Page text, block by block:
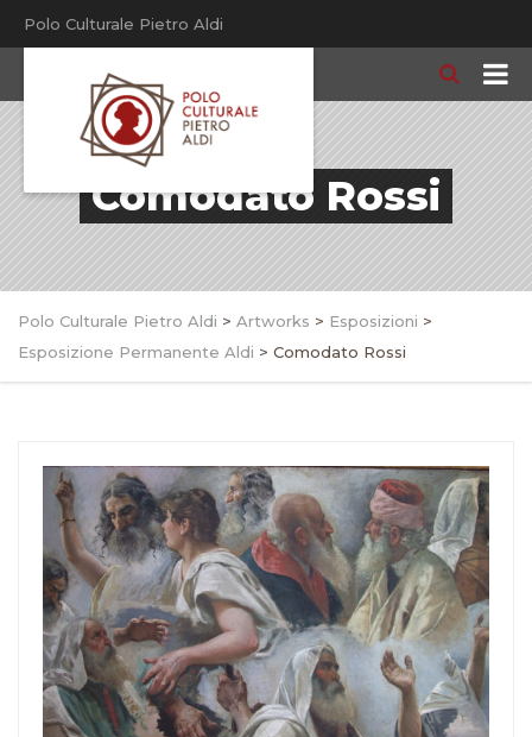
Polo Culturale Pietro Aldi
Comodato Rossi
Polo Culturale Pietro Aldi > Artworks > Esposizioni >
Esposizione Permanente Aldi > Comodato Rossi